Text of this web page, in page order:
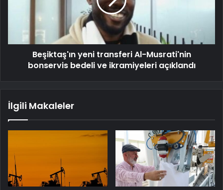
Beşiktaş'ın yeni transferi Al-Musrati'nin
bonservis bedeli ve ikramiyeleri açıklandı
İlgili Makaleler